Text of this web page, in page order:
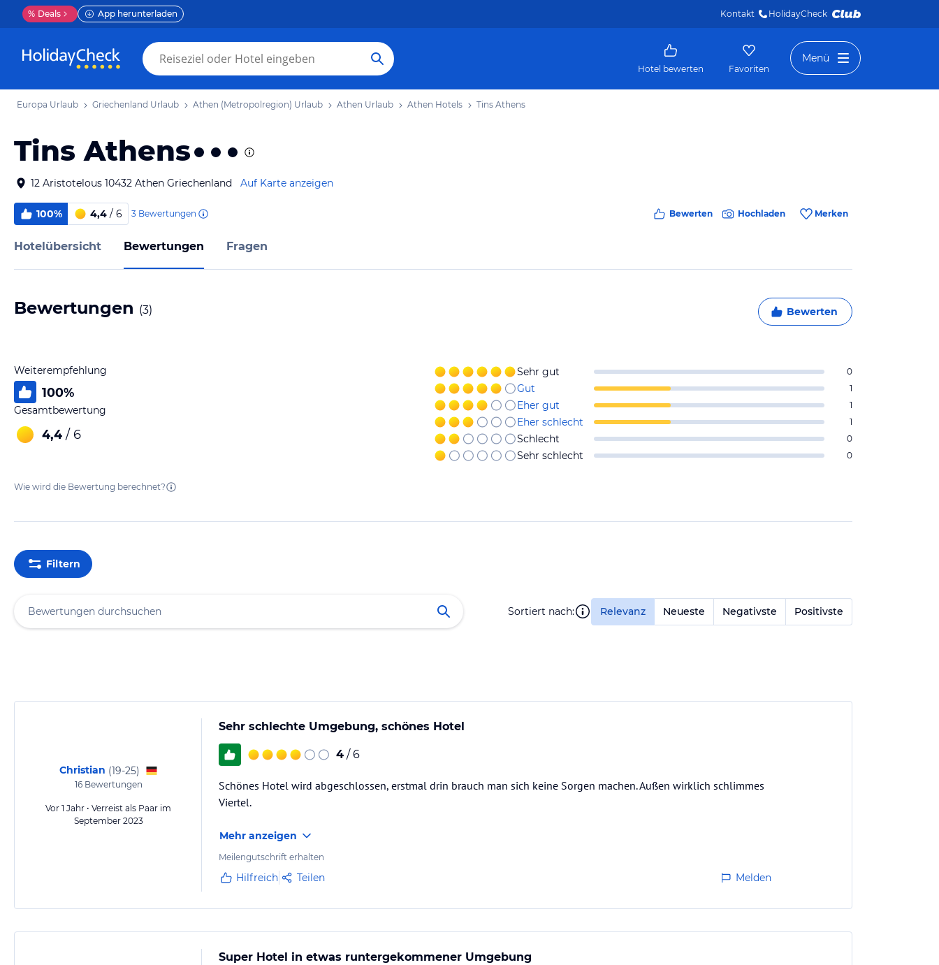
% Deals App herunterladen Kontakt HolidayCheck
Hotel bewerten Favoriten
Menü
Europa Urlaub Griechenland Urlaub Athen (Metropolregion) Urlaub Athen Urlaub Athen Hotels Tins Athens
Tins Athens
12 Aristotelous 10432 Athen Griechenland Auf Karte anzeigen
100% 4,4 / 6 3 Bewertungen Bewerten Hochladen Merken
Hotelübersicht Bewertungen Fragen
Bewertungen (3) Bewerten
Weiterempfehlung
100%
Gesamtbewertung
4,4 / 6
Sehr gut 0
Gut 1
Eher gut 1
Eher schlecht 1
Schlecht 0
Sehr schlecht 0
Wie wird die Bewertung berechnet?
Filtern
Sortiert nach: Relevanz Neueste Negativste Positivste
Christian (19-25)
16Bewertungen
Vor 1 Jahr • Verreist als Paar im
September 2023
Sehr schlechte Umgebung, schönes Hotel
4 / 6
Schönes Hotel wird abgeschlossen, erstmal drin brauch man sich keine Sorgen machen. Außen wirklich schlimmes
Viertel.
Mehr anzeigen
Meilengutschrift erhalten
Hilfreich Teilen Melden
Super Hotel in etwas runtergekommener Umgebung